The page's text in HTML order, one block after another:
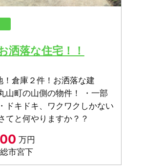
洒落な住宅！！
！倉庫２件！お洒落な建
山町の山側の物件！ ・一部
ドキドキ、ワクワクしかない
てと何やりますか？？
万円
市宮下